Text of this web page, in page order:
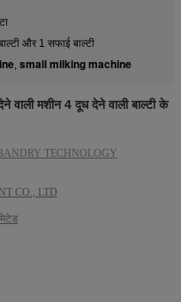
और 1 सफाई बाल्टी
, small milking machine
मशीन 4 दूध देने वाली बाल्टी के
TECHNOLOGY
CO., LTD